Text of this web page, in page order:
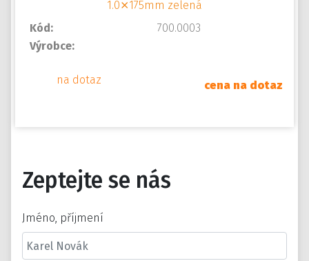
Kód:
700.0003
Výrobce:
na dotaz cena na dotaz
Zeptejte se nás
Jméno, příjmení